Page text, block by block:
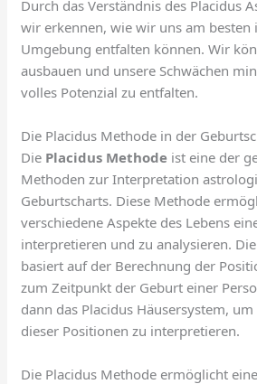
Durch das Verständnis des Placidus
wir erkennen, wie wir uns am besten
Umgebung entfalten können. Wir
ausbauen und unsere Schwächen
volles Potenzial zu entfalten.
Die Placidus Methode in der
Die Placidus Methode ist eine der
Methoden zur Interpretation
Geburtscharts. Diese Methode
verschiedene Aspekte des Lebens
interpretieren und zu analysieren.
basiert auf der Berechnung der
zum Zeitpunkt der Geburt einer
dann das Placidus Häusersystem,
dieser Positionen zu interpretieren.
Die Placidus Methode ermöglicht